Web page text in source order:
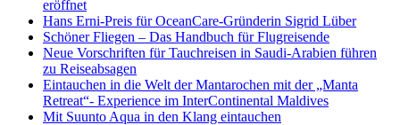
eröffnet
Hans Erni-Preis für OceanCare-Gründerin Sigrid Lüber
Schöner Fliegen – Das Handbuch für Flugreisende
Neue Vorschriften für Tauchreisen in Saudi-Arabien führen
zu Reiseabsagen
Eintauchen in die Welt der Mantarochen mit der „Manta
Retreat“- Experience im InterContinental Maldives
Mit Suunto Aqua in den Klang eintauchen